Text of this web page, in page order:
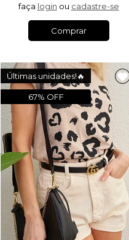
faça login ou cadastre-se
Comprar
Últimas unidades!🔥
67% OFF